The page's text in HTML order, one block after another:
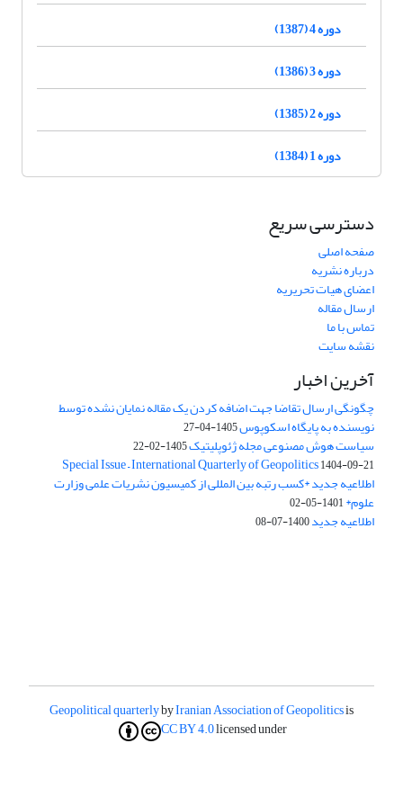
دوره 4 (1387)
دوره 3 (1386)
دوره 2 (1385)
دوره 1 (1384)
دسترسی سریع
صفحه اصلی
درباره نشریه
اعضای هیات تحریریه
ارسال مقاله
تماس با ما
نقشه سایت
آخرین اخبار
چگونگی ارسال تقاضا جهت اضافه کردن یک مقاله نمایان نشده توسط
نویسنده به پایگاه اسکوپوس1405-04-27
سیاست هوش مصنوعی مجله ژئوپلیتیک1405-02-22
Special Issue – International Quarterly of Geopolitics1404-09-21
اطلاعیه جدید *کسب رتبه بین المللی از کمیسیون نشریات علمی وزارت
علوم*1401-05-02
اطلاعیه جدید1400-07-08
Geopolitical quarterlybyIranian Association of Geopoliticsis
licensed under
CC BY 4.0